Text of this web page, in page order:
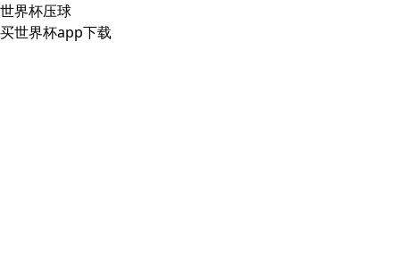
世界杯压球
买世界杯app下载